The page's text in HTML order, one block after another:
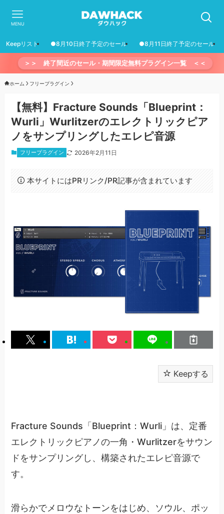
MENU
Keepリスト ●8月10日終了予定のセール ●8月11日終了予定のセール
＞＞ 終了間近のセール・期間限定無料プラグイン一覧 ＜＜
ホーム フリープラグイン
【無料】Fracture Sounds「Blueprint：
Wurli」Wurlitzerのエレクトリックピア
ノをサンプリングしたエレピ音源
フリープラグイン 2026年2月11日
本サイトにはPRリンク/PR記事が含まれています
Keepする
Fracture Sounds「Blueprint：Wurli」は、定番
エレクトリックピアノの一角・Wurlitzerをサウン
ドをサンプリングし、構築されたエレピ音源で
す。
滑らかでメロウなトーンをはじめ、ソウル、ポッ